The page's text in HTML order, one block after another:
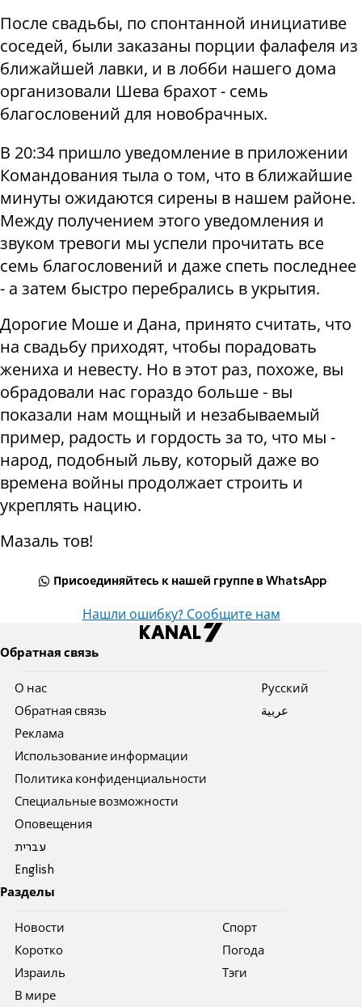
После свадьбы, по спонтанной инициативе
соседей, были заказаны порции фалафеля из
ближайшей лавки, и в лобби нашего дома
организовали Шева брахот - семь
благословений для новобрачных.
В 20:34 пришло уведомление в приложении
Командования тыла о том, что в ближайшие
минуты ожидаются сирены в нашем районе.
Между получением этого уведомления и
звуком тревоги мы успели прочитать все
семь благословений и даже спеть последнее
- а затем быстро перебрались в укрытия.
Дорогие Моше и Дана, принято считать, что
на свадьбу приходят, чтобы порадовать
жениха и невесту. Но в этот раз, похоже, вы
обрадовали нас гораздо больше - вы
показали нам мощный и незабываемый
пример, радость и гордость за то, что мы -
народ, подобный льву, который даже во
времена войны продолжает строить и
укреплять нацию.
Мазаль тов!
Присоединяйтесь к нашей группе в WhatsApp
Нашли ошибку? Сообщите нам
Обратная связь
О нас
Обратная связь
Реклама
Использование информации
Политика конфиденциальности
Специальные возможности
Оповещения
עברית
English
Pусский
عربية
Разделы
Новости
Коротко
Израиль
В мире
Спорт
Погода
Тэги